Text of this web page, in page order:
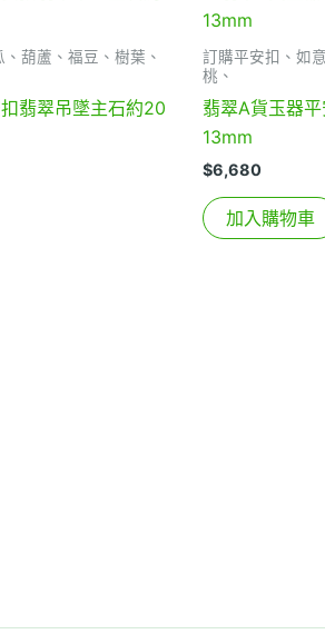
葫蘆、福豆、樹葉、
翡翠吊墜主石約20
訂購平安扣、如
桃、
翡翠A貨玉器
13mm
$6,680
加入購物車